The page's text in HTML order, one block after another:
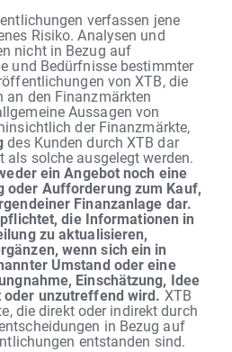
verfassen jene
Risiko. Analysen und
nicht in Bezug auf
und Bedürfnisse bestimmter
von XTB, die
den Finanzmärkten
Aussagen von
der Finanzmärkte,
des Kunden durch XTB dar
als solche ausgelegt werden.
ein Angebot noch eine
oder Aufforderung zum Kauf,
Finanzanlage dar.
die Informationen in
zu aktualisieren,
wenn sich ein in
Umstand oder eine
Einschätzung, Idee
unzutreffend wird. XTB
die direkt oder indirekt durch
in Bezug auf
entstanden sind.